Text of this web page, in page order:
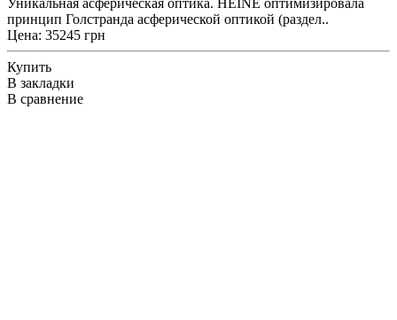
принцип Голстранда асферической оптикой (раздел..
Цена: 35245 грн
Купить
В закладки
В сравнение